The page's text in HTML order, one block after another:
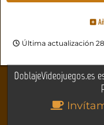
Última actualización
DoblajeVideojuegos.es